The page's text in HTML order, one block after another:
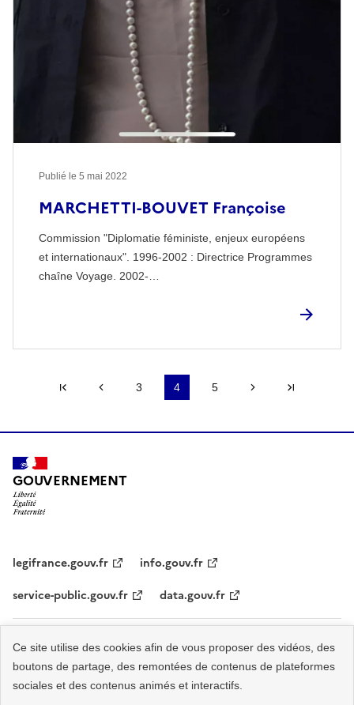
Ce site utilise des cookies afin de vous proposer des vidéos, des
boutons de partage, des remontées de contenus de plateformes
sociales et des contenus animés et interactifs.
MARCHETTI-BOUVET Françoise
Commission "Diplomatie féministe, enjeux européens
et internationaux". 1996-2002 : Directrice Programmes
chaîne Voyage. 2002-…
Publié le 5 mai 2022
Première pagePage précédente
3 4 5 Page suivante
GOUVERNEMENT
legifrance.gouv.fr
info.gouv.fr
service-public.gouv.fr
data.gouv.fr
Données personnelles Nous contacter Gestion des cookies